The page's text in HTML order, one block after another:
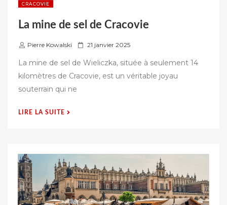
CRACOVIE
La mine de sel de Cracovie
Pierre Kowalski
P
l
21 janvier 2025
La mine de sel de Wieliczka, située à seulement 14
kilomètres de Cracovie, est un véritable joyau
souterrain qui ne
LIRE LA SUITE
« LA
DE
CRACOVIE »